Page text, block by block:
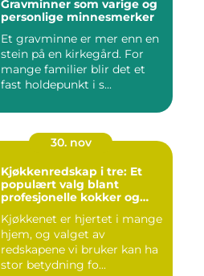
Gravminner som varige og
personlige minnesmerker
Et gravminne er mer enn en
stein på en kirkegård. For
mange familier blir det et
fast holdepunkt i s...
30. nov
Kjøkkenredskap i tre: Et
populært valg blant
profesjonelle kokker og
Kjøkkenet er hjertet i mange
hjem, og valget av
redskapene vi bruker kan ha
stor betydning fo...